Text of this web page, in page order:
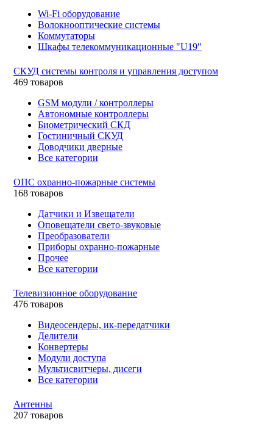
Wi-Fi оборудование
Волокнооптические системы
Коммутаторы
Шкафы телекоммуникационные "U19"
СКУД системы контроля и управления доступом
469 товаров
GSM модули / контроллеры
Автономные контроллеры
Биометрический СКД
Гостиничный СКУД
Доводчики дверные
Все категории
ОПС охранно-пожарные системы
168 товаров
Датчики и Извещатели
Оповещатели свето-звуковые
Преобразователи
Приборы охранно-пожарные
Прочее
Все категории
Телевизионное оборудование
476 товаров
Видеосендеры, ик-передатчики
Делители
Конвертеры
Модули доступа
Мультисвитчеры, дисеги
Все категории
Антенны
207 товаров